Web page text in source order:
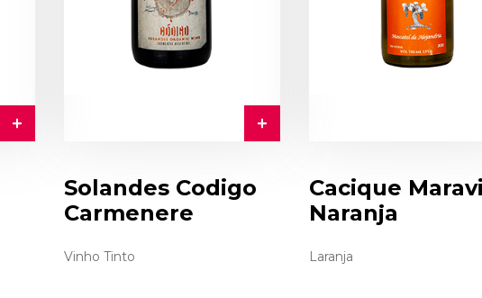
Solandes Codigo
Carmenere
Vinho Tinto
Cacique
Naranja
Laranja